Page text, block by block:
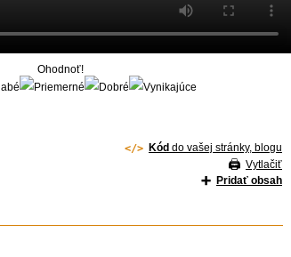
Ohodnoť!
Kód do vašej stránky, blogu
Vytlačiť
Pridať obsah